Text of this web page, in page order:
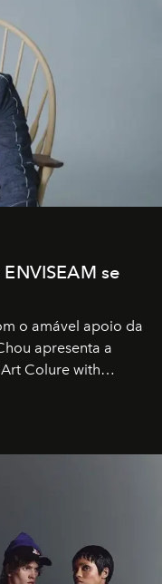
se
o amável apoio da
apresenta a
Colure with